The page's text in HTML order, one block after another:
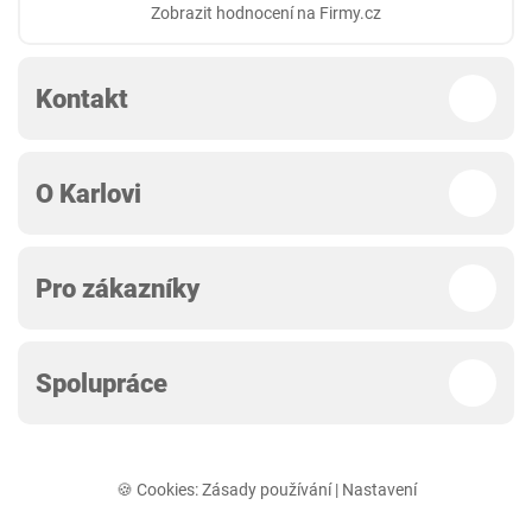
Zobrazit hodnocení na Firmy.cz
Kontakt
O Karlovi
Pro zákazníky
Spolupráce
🍪 Cookies:Zásady používání| Nastavení